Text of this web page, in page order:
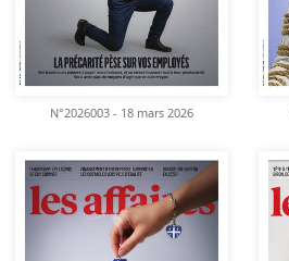
N°2026003 - 18 mars 2026